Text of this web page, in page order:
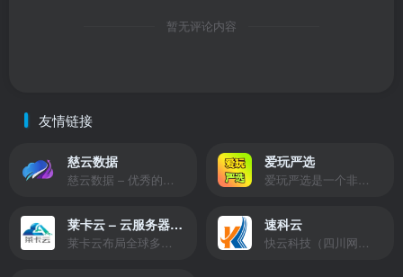
暂无评论内容
友情链接
慈云数据
慈云数据 – 优秀的云服务器服务商，提供最具有性价比的产品。慈云数据是开发者必不可少的良心云
爱玩严选
爱玩严选是一个非常有保障且性价比极高的虚拟商城，包括但不限于苹果证书、技术指导、会员充值等多种虚拟服务！
莱卡云 – 云服务器提供商
莱卡云布局全球多个地理区域。提供服务有：境外云服务器、国内云服务器、独立服务器、服务器托管、CDN、SSL证书、游戏服务器等业务。
速科云
快云科技（四川网联快云科技有限公司）成立于2021年，主营互联网业务平台服务提供商。公司专注为用户提供低价高性能云计算产品，致力于云计算应用的易用性开发，并引导云计算在国内普及